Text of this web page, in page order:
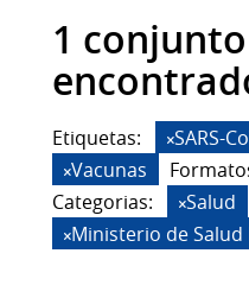
1
Etiquetas: SARS-
Vacunas
Categorias:
Salud
Ministerio de Salud